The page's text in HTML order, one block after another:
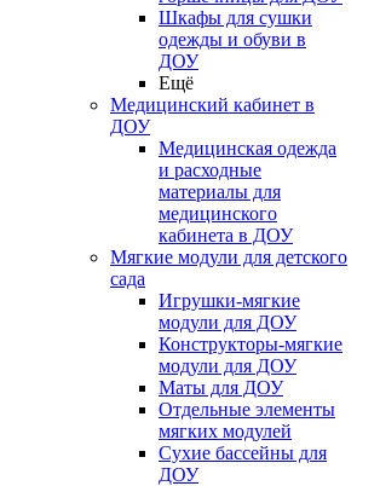
Шкафы для сушки
одежды и обуви в
ДОУ
Ещё
Медицинский кабинет в
ДОУ
Медицинская одежда
и расходные
материалы для
медицинского
кабинета в ДОУ
Мягкие модули для детского
сада
Игрушки-мягкие
модули для ДОУ
Конструкторы-мягкие
модули для ДОУ
Маты для ДОУ
Отдельные элементы
мягких модулей
Сухие бассейны для
ДОУ